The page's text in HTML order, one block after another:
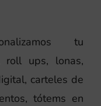
tu
roll ups, lonas,
carteles de
tótems en